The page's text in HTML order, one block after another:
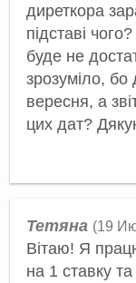
диреткора
підставі
буде не
зрозуміло, бо
вересня, а
цих дат?
Тетяна (19
Вітаю! Я
на 1 ставку